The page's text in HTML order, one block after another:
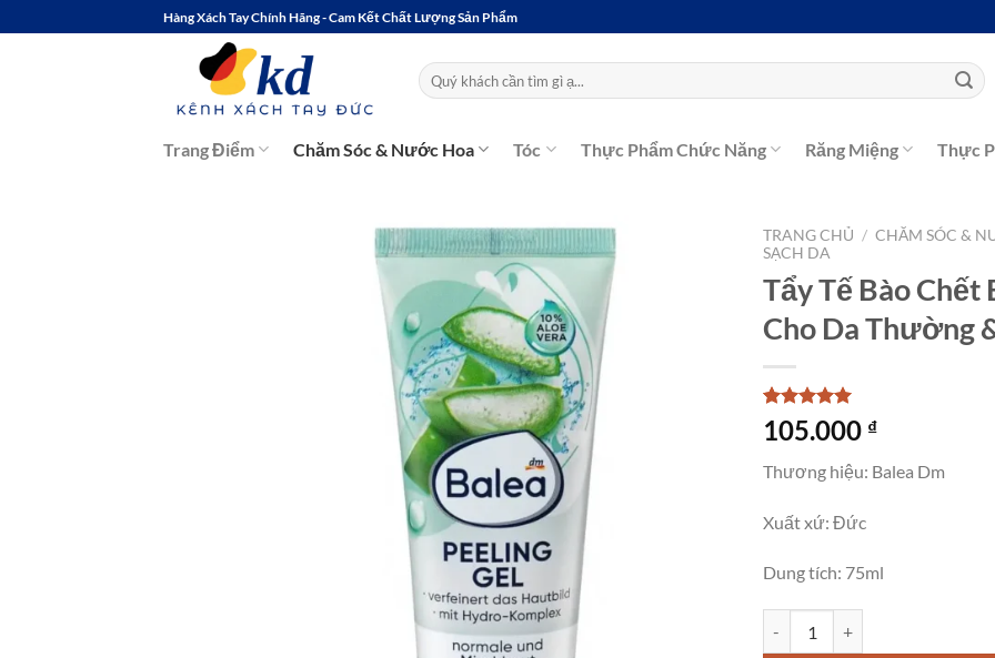
qua
Hàng Xách Tay Chính Hãng - Cam Kết Chất Lượng Sản Phẩm
Tìm
kiếm:
Trang Điểm Chăm Sóc & Nước Hoa Tóc Thực Phẩm Chức Năng Răng Miệng Thực
TRANG CHỦ / CHĂM SÓC &
SẠCH DA
Tẩy Tế Bào Chết
Cho Da Thường
5trên 5
dựa trên
1
105.000 ₫
Thương hiệu: Balea Dm
Xuất xứ: Đức
Dung tích: 75ml